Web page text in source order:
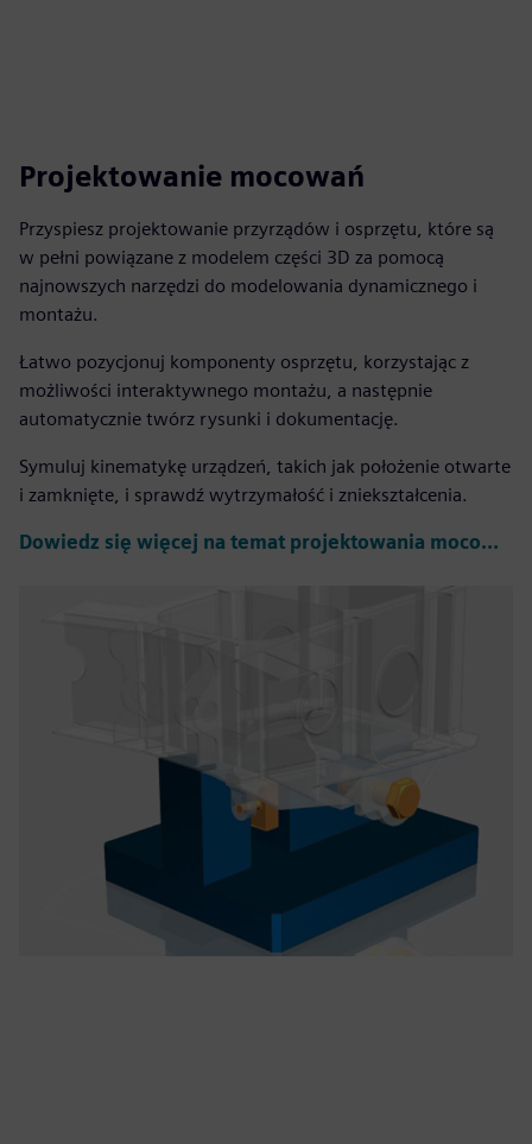
Projektowanie mocowań
Przyspiesz projektowanie przyrządów i osprzętu, które są
w pełni powiązane z modelem części 3D za pomocą
najnowszych narzędzi do modelowania dynamicznego i
montażu.
Łatwo pozycjonuj komponenty osprzętu, korzystając z
możliwości interaktywnego montażu, a następnie
automatycznie twórz rysunki i dokumentację.
Symuluj kinematykę urządzeń, takich jak położenie otwarte
i zamknięte, i sprawdź wytrzymałość i zniekształcenia.
Dowiedz się więcej na temat projektowania mocowań